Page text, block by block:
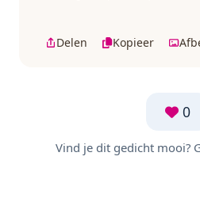
Delen Kopieer
0
Vind je dit gedicht mooi?